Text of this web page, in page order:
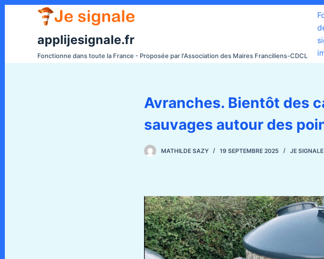
e
applijesignale.fr
Fonctionne dans toute la France - Proposée par l'Association des Maires Franciliens-CDCL
Avranches. Bientôt des
sauvages autour des
MATHILDE SAZY 19 SEPTEMBRE 2025 JE